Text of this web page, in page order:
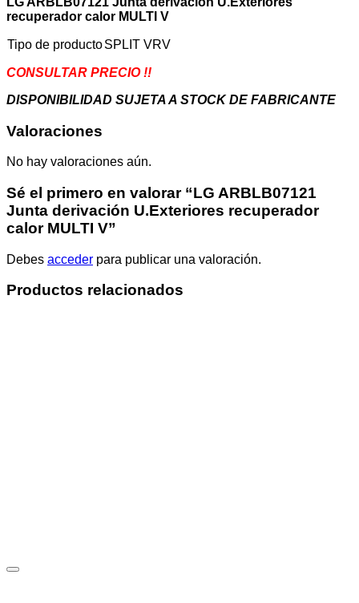
V
recuperador calor MULTI V
Tipo de productoSPLIT VRV
CONSULTAR PRECIO !!
DISPONIBILIDAD SUJETA A STOCK DE FABRICANTE
Valoraciones
No hay valoraciones aún.
Sé el primero en valorar “LG ARBLB07121
Junta derivación U.Exteriores recuperador
calor MULTI V”
Debes acceder para publicar una valoración.
Productos relacionados